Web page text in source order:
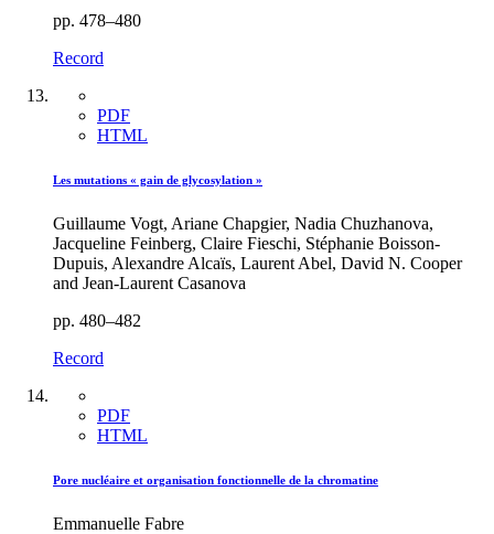
pp. 478–480
Record
PDF
HTML
Les mutations « gain de glycosylation »
Guillaume Vogt, Ariane Chapgier, Nadia Chuzhanova,
Jacqueline Feinberg, Claire Fieschi, Stéphanie Boisson-
Dupuis, Alexandre Alcaïs, Laurent Abel, David N. Cooper
and Jean-Laurent Casanova
pp. 480–482
Record
PDF
HTML
Pore nucléaire et organisation fonctionnelle de la chromatine
Emmanuelle Fabre